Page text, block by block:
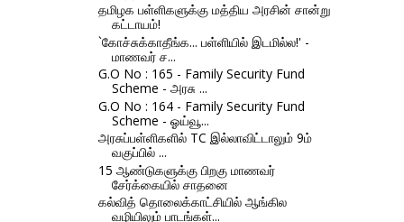
தமிழக பள்ளிகளுக்கு மத்திய அரசின் சான்று
கட்டாயம்!
`கோச்சுக்காதீங்க... பள்ளியில் இடமில்ல!' -
மாணவர் ச...
G.O No : 165 - Family Security Fund
Scheme - அரசு ...
G.O No : 164 - Family Security Fund
Scheme - ஓய்வூ...
அரசுப்பள்ளிகளில் TC இல்லாவிட்டாலும் 9ம்
வகுப்பில் ...
15 ஆண்டுகளுக்கு பிறகு மாணவர்
சேர்க்கையில் சாதனை
கல்வித் தொலைக்காட்சியில் ஆங்கில
வழியிலும் பாடங்கள்...